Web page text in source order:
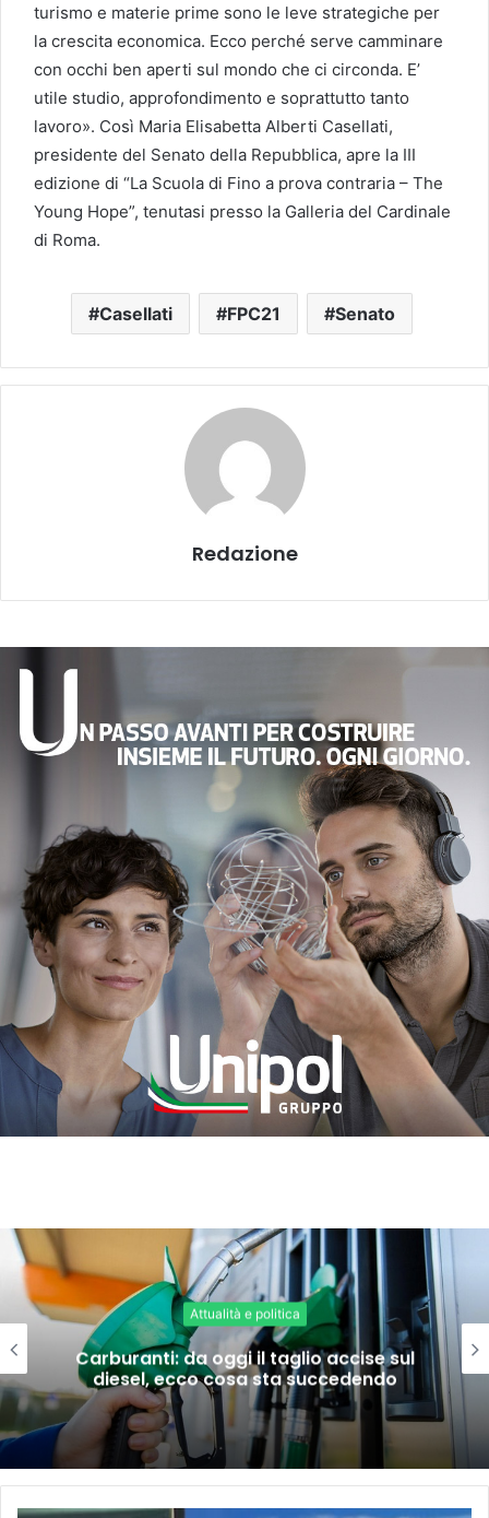
turismo e materie prime sono le leve strategiche per
la crescita economica. Ecco perché serve camminare
con occhi ben aperti sul mondo che ci circonda. E’
utile studio, approfondimento e soprattutto tanto
lavoro». Così Maria Elisabetta Alberti Casellati,
presidente del Senato della Repubblica, apre la III
edizione di “La Scuola di Fino a prova contraria – The
Young Hope”, tenutasi presso la Galleria del Cardinale
di Roma.
Casellati FPC21 Senato
Redazione
Attualità e politica
Carburanti: da oggi il taglio accise sul
diesel, ecco cosa sta succedendo